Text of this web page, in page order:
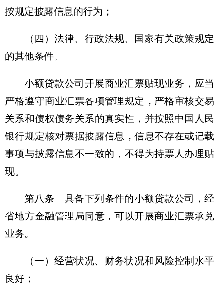
按规定披露信息的行为；
（四）法律、行政法规、国家有关政策规定
的其他条件。
小额贷款公司开展商业汇票贴现业务，应当
严格遵守商业汇票各项管理规定，严格审核交易
关系和债权债务关系的真实性，并按照中国人民
银行规定核对票据披露信息，信息不存在或记载
事项与披露信息不一致的，不得为持票人办理贴
现。
第八条 具备下列条件的小额贷款公司，经
省地方金融管理局同意，可以开展商业汇票承兑
业务。
（一）经营状况、财务状况和风险控制水平
良好；